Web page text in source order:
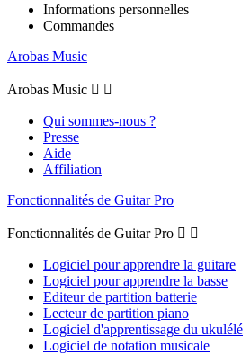
Informations personnelles
Commandes
Arobas Music
Arobas Music  
Qui sommes-nous ?
Presse
Aide
Affiliation
Fonctionnalités de Guitar Pro
Fonctionnalités de Guitar Pro  
Logiciel pour apprendre la guitare
Logiciel pour apprendre la basse
Editeur de partition batterie
Lecteur de partition piano
Logiciel d'apprentissage du ukulélé
Logiciel de notation musicale